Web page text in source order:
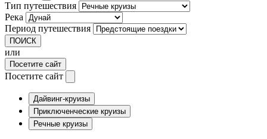
Тип путешествия
Река
Период путешествия
ПОИСК
или
Посетите сайт
Посетите сайт
Дайвинг-круизы
Приключенческие круизы
Речные круизы